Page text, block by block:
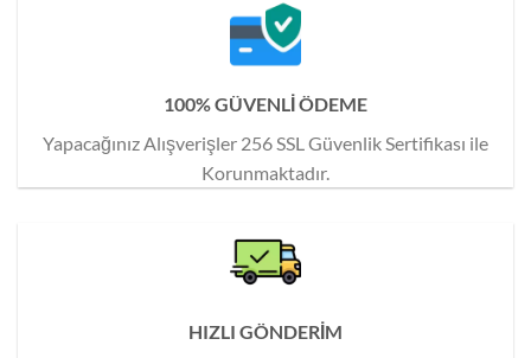
100% GÜVENLİ ÖDEME
Yapacağınız Alışverişler 256 SSL Güvenlik Sertifikası ile
Korunmaktadır.
HIZLI GÖNDERİM